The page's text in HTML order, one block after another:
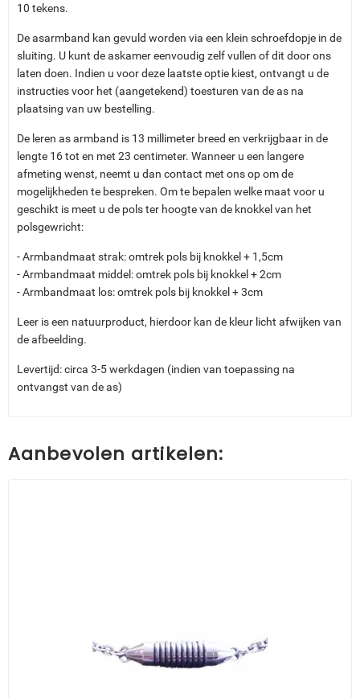
10 tekens.
De asarmband kan gevuld worden via een klein schroefdopje in de
sluiting. U kunt de askamer eenvoudig zelf vullen of dit door ons
laten doen. Indien u voor deze laatste optie kiest, ontvangt u de
instructies voor het (aangetekend) toesturen van de as na
plaatsing van uw bestelling.
De leren as armband is 13 millimeter breed en verkrijgbaar in de
lengte 16 tot en met 23 centimeter. Wanneer u een langere
afmeting wenst, neemt u dan contact met ons op om de
mogelijkheden te bespreken. Om te bepalen welke maat voor u
geschikt is meet u de pols ter hoogte van de knokkel van het
polsgewricht:
- Armbandmaat strak: omtrek pols bij knokkel + 1,5cm
- Armbandmaat middel: omtrek pols bij knokkel + 2cm
- Armbandmaat los: omtrek pols bij knokkel + 3cm
Leer is een natuurproduct, hierdoor kan de kleur licht afwijken van
de afbeelding.
Levertijd: circa 3-5 werkdagen (indien van toepassing na
ontvangst van de as)
Aanbevolen artikelen: